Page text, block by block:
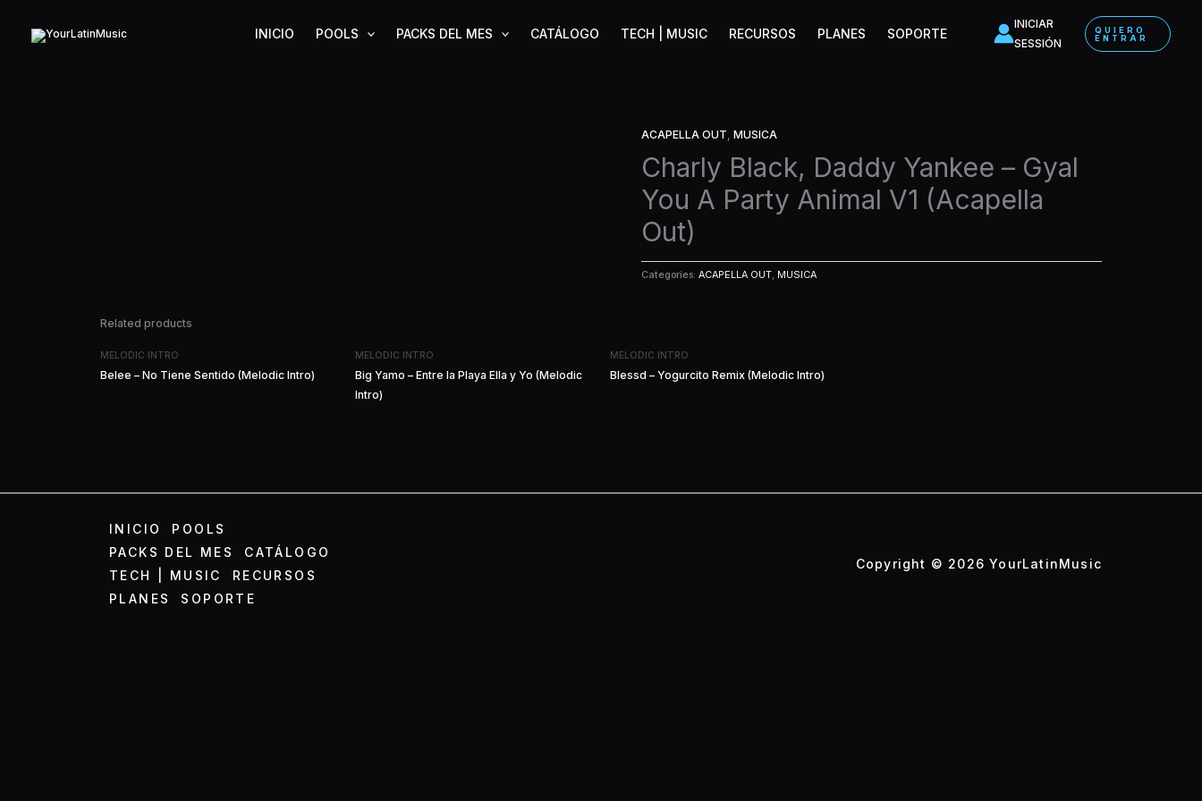
INICIO POOLS PACKS DEL MES CATÁLOGO TECH | MUSIC RECURSOS PLANES SOPORTE
INICIAR
SESSIÓN
QUIERO
ENTRAR
ACAPELLA OUT, MUSICA
Charly Black, Daddy Yankee – Gyal
You A Party Animal V1 (Acapella
Out)
Categories: ACAPELLA OUT, MUSICA
Related products
MELODIC INTRO
Belee – No Tiene Sentido (Melodic Intro)
MELODIC INTRO
Big Yamo – Entre la Playa Ella y Yo (Melodic
Intro)
MELODIC INTRO
Blessd – Yogurcito Remix (Melodic Intro)
INICIO
POOLS
PACKS DEL MES
CATÁLOGO
TECH | MUSIC
RECURSOS
PLANES
SOPORTE
Copyright © 2026 YourLatinMusic